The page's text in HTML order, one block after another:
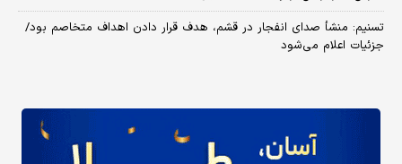
تسنیم: منشأ صدای انفجار در قشم، هدف قرار دادن اهداف متخاصم بود/
جزئیات اعلام می‌شود